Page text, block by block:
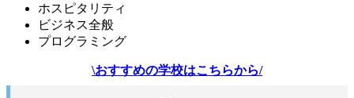
ホスピタリティ
ビジネス全般
プログラミング
\おすすめの学校はこちらから/